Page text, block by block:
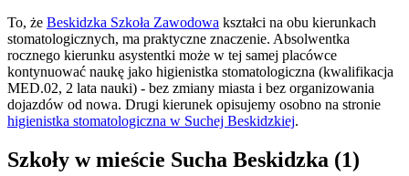
To, że Beskidzka Szkoła Zawodowa kształci na obu kierunkach
stomatologicznych, ma praktyczne znaczenie. Absolwentka
rocznego kierunku asystentki może w tej samej placówce
kontynuować naukę jako higienistka stomatologiczna (kwalifikacja
MED.02, 2 lata nauki) - bez zmiany miasta i bez organizowania
dojazdów od nowa. Drugi kierunek opisujemy osobno na stronie
higienistka stomatologiczna w Suchej Beskidzkiej.
Szkoły w mieście Sucha Beskidzka (1)